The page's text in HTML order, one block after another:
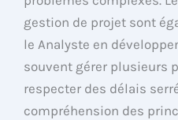
gestion de projet sont
le Analyste en
souvent gérer plusieurs
respecter des délais
compréhension des